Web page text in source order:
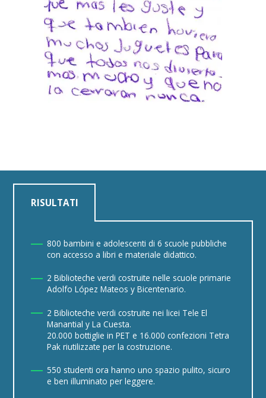
RISULTATI
800 bambini e adolescenti di 6 scuole pubbliche
con accesso a libri e materiale didattico.
2 Biblioteche verdi costruite nelle scuole primarie
Adolfo López Mateos y Bicentenario.
2 Biblioteche verdi costruite nei licei Tele El
Manantial y La Cuesta.
20.000 bottiglie in PET e 16.000 confezioni Tetra
Pak riutilizzate per la costruzione.
550 studenti ora hanno uno spazio pulito, sicuro
e ben illuminato per leggere.